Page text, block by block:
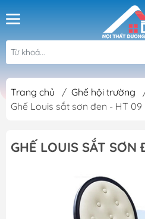
Trang chủ / Ghế hội trường
Ghế Louis sắt sơn đen - HT 09
GHẾ LOUIS SẮT